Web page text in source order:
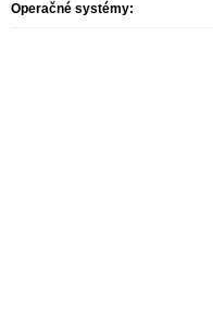
Operačné systémy: